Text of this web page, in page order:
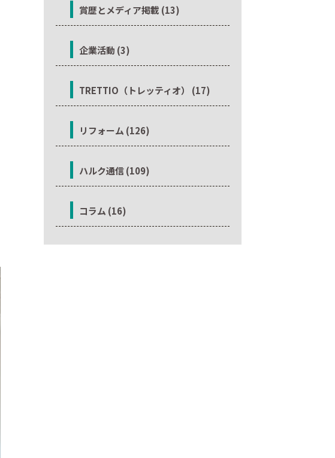
賞歴とメディア掲載 (13)
企業活動 (3)
TRETTIO（トレッティオ） (17)
リフォーム (126)
ハルク通信 (109)
コラム (16)